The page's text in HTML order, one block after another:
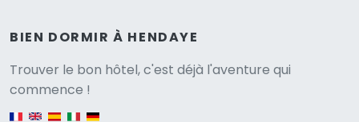
BIEN DORMIR À HENDAYE
Trouver le bon hôtel, c'est déjà l'aventure qui
commence !
English version